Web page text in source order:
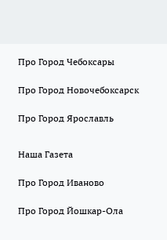
Про Город Чебоксары
Про Город Новочебоксарск
Про Город Ярославль
Наша Газета
Про Город Иваново
Про Город Йошкар-Ола